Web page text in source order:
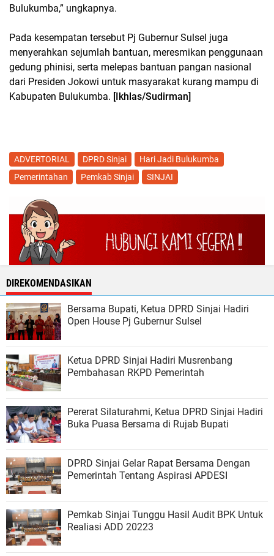
Bulukumba,” ungkapnya.
Pada kesempatan tersebut Pj Gubernur Sulsel juga
menyerahkan sejumlah bantuan, meresmikan penggunaan
gedung phinisi, serta melepas bantuan pangan nasional
dari Presiden Jokowi untuk masyarakat kurang mampu di
Kabupaten Bulukumba. [Ikhlas/Sudirman]
ADVERTORIAL DPRD Sinjai
Hari Jadi Bulukumba
Pemerintahan
Pemkab Sinjai SINJAI
DIREKOMENDASIKAN
Bersama Bupati, Ketua DPRD Sinjai Hadiri
Open House Pj Gubernur Sulsel
Ketua DPRD Sinjai Hadiri Musrenbang
Pembahasan RKPD Pemerintah
Pererat Silaturahmi, Ketua DPRD Sinjai Hadiri
Buka Puasa Bersama di Rujab Bupati
DPRD Sinjai Gelar Rapat Bersama Dengan
Pemerintah Tentang Aspirasi APDESI
Pemkab Sinjai Tunggu Hasil Audit BPK Untuk
Realiasi ADD 20223